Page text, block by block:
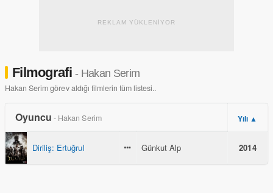
REKLAM YÜKLENİYOR
Filmografi- Hakan Serim
Hakan Serim görev aldığı filmlerin tüm listesi..
Oyuncu - Hakan Serim Yılı ▲
Diriliş: Ertuğrul Günkut Alp 2014